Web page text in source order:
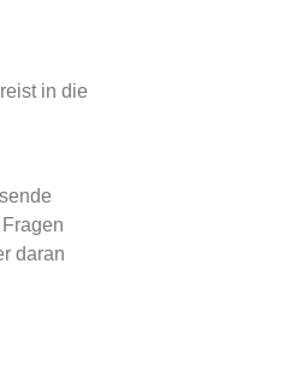
in die
daran